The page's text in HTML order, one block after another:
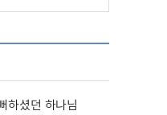
하셨던 하나님